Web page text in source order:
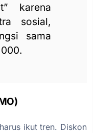
karena
sosial,
sama
ikut tren. Diskon